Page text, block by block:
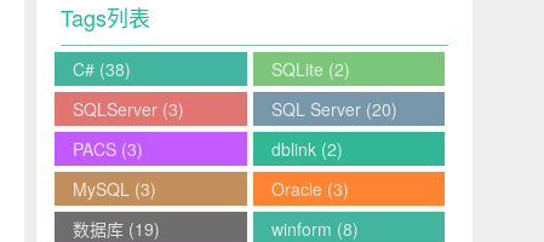
Tags列表
C# (38) SQLite (2)
SQLServer (3) SQL Server(20)
PACS (3) dblink(2)
MySQL (3) Oracle (3)
数据库 (19) winform (8)